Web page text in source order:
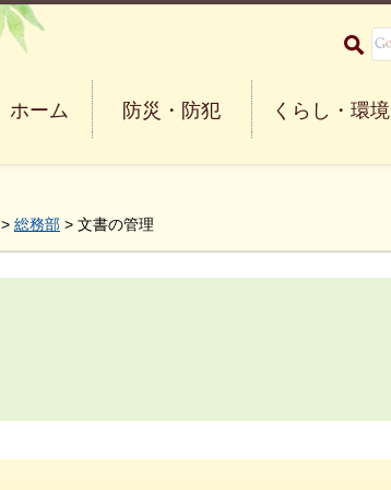
大阪府箕面市 Minoh City
ホーム 防災・防犯 くらし・環境
> 総務部 > 文書の管理